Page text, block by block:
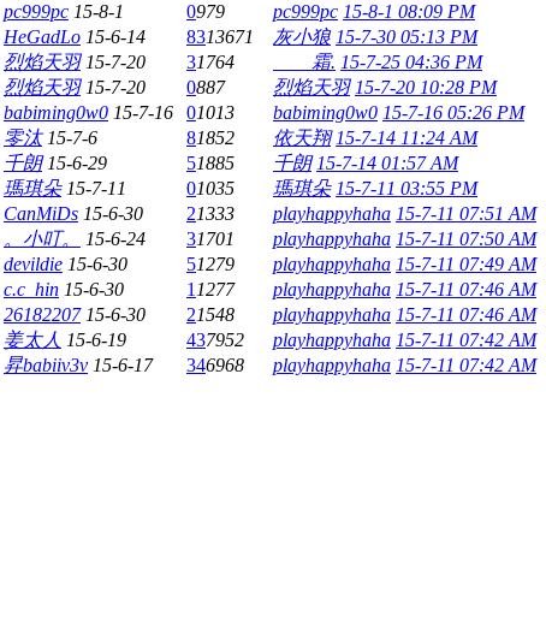
pc999pc 15-8-1 0979 pc999pc 15-8-1 08:09 PM
HeGadLo 15-6-14 8313671 灰小狼 15-7-30 05:13 PM
烈焰天羽 15-7-20 31764 霜. 15-7-25 04:36 PM
烈焰天羽 15-7-20 0887 烈焰天羽 15-7-20 10:28 PM
babiming0w0 15-7-16 01013 babiming0w0 15-7-16 05:26 PM
零汰 15-7-6 81852 依天翔 15-7-14 11:24 AM
千朗 15-6-29 51885 千朗 15-7-14 01:57 AM
瑪琪朵 15-7-11 01035 瑪琪朵 15-7-11 03:55 PM
CanMiDs 15-6-30 21333 playhappyhaha 15-7-11 07:51 AM
。小叮。 15-6-24 31701 playhappyhaha 15-7-11 07:50 AM
devildie 15-6-30 51279 playhappyhaha 15-7-11 07:49 AM
c.c_hin 15-6-30 1 1277 playhappyhaha 15-7-11 07:46 AM
26182207 15-6-30 21548 playhappyhaha 15-7-11 07:46 AM
姜太人 15-6-19 437952 playhappyhaha 15-7-11 07:42 AM
昇babiiv3v 15-6-17 346968 playhappyhaha 15-7-11 07:42 AM